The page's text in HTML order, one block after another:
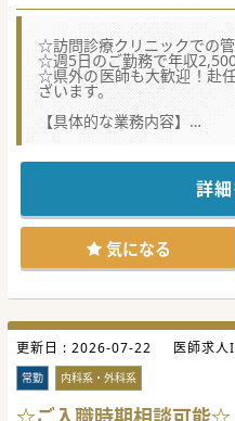
☆訪問診療クリニックでの管
☆週5日のご勤務で年収
☆県外の医師も大歓迎！赴
ざいます。
【具体的な業務内容】
■1日の診療件数は8～13件
■午前と午後に分けて移動
中心とした幅広い疾患に対応
■オピオイド管理や外科的
活用した在宅医療を提供し
【職場環境と雰囲気】
■診療所では医師、看護師
ーム医療を大切にする雰囲
を軽減する体制が整ってい
■2025年初旬に新築移転を
さらに快適で効率的な診療
【募集背景】
■患者数の増加に伴い、現
療をリードできる管理医師を
■現院長が院長業務に専念
詳
気になる
更新日 : 2026-07-22 医師求人
常勤 内科系・外科系